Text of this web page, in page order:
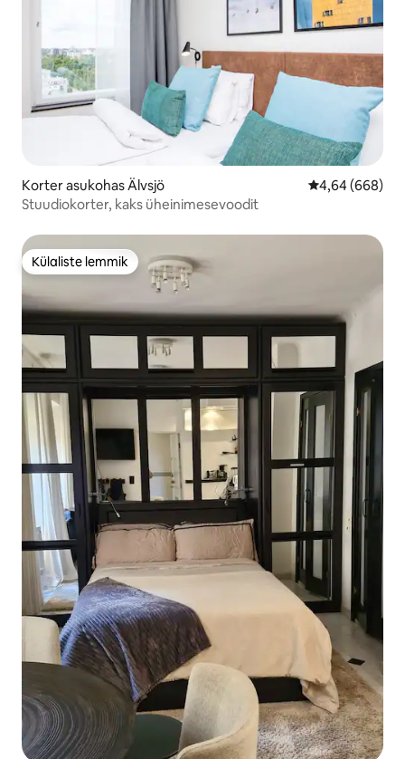
Korter asukohas Älvsjö Keskmine
4,64 (668)
Stuudiokorter, kaks üheinimesevoodit
Külaliste lemmik
Külaliste lemmik